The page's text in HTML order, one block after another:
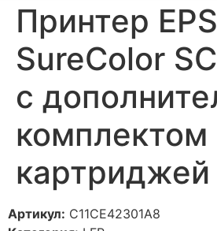
Принтер
SureColor
с
комплектом
картриджей
Артикул: C11CE42301A8